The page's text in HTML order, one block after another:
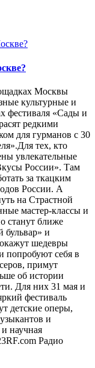
Москвы
культурные и
фестиваля «Сады и
редкими
для гурманов с 30
тех, кто
увлекательные
России». Там
за ткацким
России. А
на Страстной
мастер-классы и
станут ближе
бульвар» и
шедевры
попробуют себя в
примут
об истории
Для них 31 мая и
фестиваль
детские оперы,
и
научная
Радио